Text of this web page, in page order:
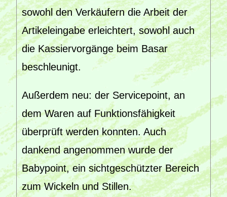
sowohl den Verkäufern die Arbeit der
Artikeleingabe erleichtert, sowohl auch
die Kassiervorgänge beim Basar
beschleunigt.
Außerdem neu: der Servicepoint, an
dem Waren auf Funktionsfähigkeit
überprüft werden konnten. Auch
dankend angenommen wurde der
Babypoint, ein sichtgeschützter Bereich
zum Wickeln und Stillen.